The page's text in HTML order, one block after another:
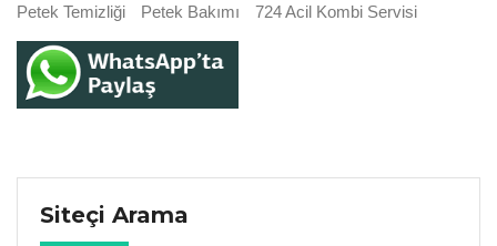
Petek Temizliği
Petek Bakımı 724 Acil Kombi Servisi
Siteçi Arama